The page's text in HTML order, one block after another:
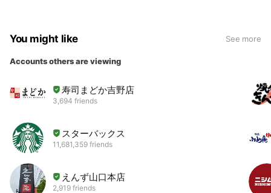
You might like See more
Accounts others are viewing
寿司まどか吉野店
3,694 friends
スターバックス
11,681,359 friends
えんず山口本店
2,919 friends